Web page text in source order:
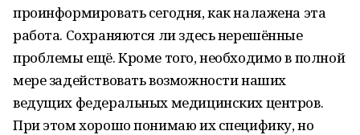
проинформировать сегодня, как налажена эта
работа. Сохраняются ли здесь нерешённые
проблемы ещё. Кроме того, необходимо в полной
мере задействовать возможности наших
ведущих федеральных медицинских центров.
При этом хорошо понимаю их специфику, но